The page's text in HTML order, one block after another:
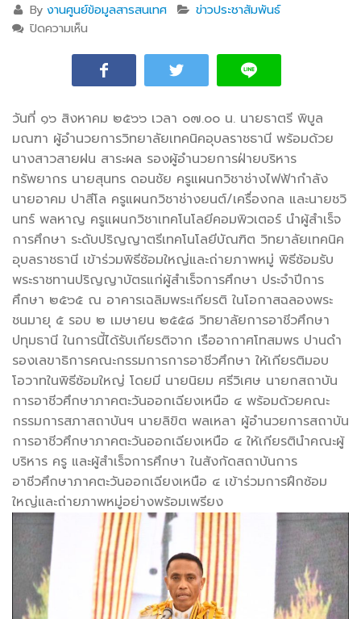
Byงานศูนย์ข้อมูลสารสนเทศ
ข่าวประชาสัมพันธ์
ปิดความเห็น
การศึกษา ๒๕๖๖
วันที่ ๑๖ สิงหาคม ๒๕๖๖ เวลา ๐๗.๐๐ น. นายธาตรี พิบูล
มณฑา ผู้อำนวยการวิทยาลัยเทคนิคอุบลราชธานี พร้อมด้วย
นางสาวสายฝน สาระผล รองผู้อำนวยการฝ่ายบริหาร
ทรัพยากร นายสุนทร ดอนชัย ครูแผนกวิชาช่างไฟฟ้ากำลัง
นายอาคม ปาสีโล ครูแผนกวิชาช่างยนต์/เครื่องกล และนายชวิ
นทร์ พลหาญ ครูแผนกวิชาเทคโนโลยีคอมพิวเตอร์ นำผู้สำเร็จ
การศึกษา ระดับปริญญาตรีเทคโนโลยีบัณฑิต วิทยาลัยเทคนิค
อุบลราชธานี เข้าร่วมพิธีซ้อมใหญ่และถ่ายภาพหมู่ พิธีซ้อมรับ
พระราชทานปริญญาบัตรแก่ผู้สำเร็จการศึกษา ประจำปีการ
ศึกษา ๒๕๖๕ ณ อาคารเฉลิมพระเกียรติ ในโอกาสฉลองพระ
ชนมายุ ๕ รอบ ๒ เมษายน ๒๕๕๘ วิทยาลัยการอาชีวศึกษา
ปทุมธานี ในการนี้ได้รับเกียรติจาก เรืออากาศโทสมพร ปานดำ
รองเลขาธิการคณะกรรมการการอาชีวศึกษา ให้เกียรติมอบ
โอวาทในพิธีซ้อมใหญ่ โดยมี นายนิยม ศรีวิเศษ นายกสถาบัน
การอาชีวศึกษาภาคตะวันออกเฉียงเหนือ ๔ พร้อมด้วยคณะ
กรรมการสภาสถาบันฯ นายลิขิต พลเหลา ผู้อำนวยการสถาบัน
การอาชีวศึกษาภาคตะวันออกเฉียงเหนือ ๔ ให้เกียรตินำคณะผู้
บริหาร ครู และผู้สำเร็จการศึกษา ในสังกัดสถาบันการ
อาชีวศึกษาภาคตะวันออกเฉียงเหนือ ๔ เข้าร่วมการฝึกซ้อม
ใหญ่และถ่ายภาพหมู่อย่างพร้อมเพรียง